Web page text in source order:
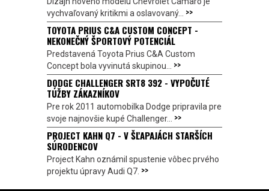
vychvaľovaný kritikmi a oslavovaný... >>
TOYOTA PRIUS C&A CUSTOM CONCEPT -
NEKONEČNÝ ŠPORTOVÝ POTENCIÁL
Predstavená Toyota Prius C&A Custom
Concept bola vyvinutá skupinou... >>
DODGE CHALLENGER SRT8 392 - VYPOČUTÉ
TÚŽBY ZÁKAZNÍKOV
Pre rok 2011 automobilka Dodge pripravila pre
svoje najnovšie kupé Challenger... >>
PROJECT KAHN Q7 - V ŠĽAPAJÁCH STARŠÍCH
SÚRODENCOV
Project Kahn oznámil spustenie vôbec prvého
projektu úpravy Audi Q7. >>